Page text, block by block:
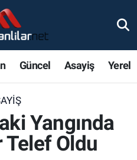
Güncel Asayiş Yerel
Yangında
Telef Oldu